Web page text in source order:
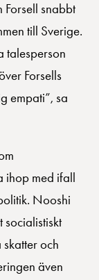
Forsell snabbt
till Sverige.
talesperson
Forsells
empati”, sa
ihop med ifall
Nooshi
socialistiskt
och
även